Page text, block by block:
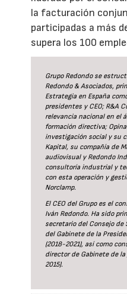
la facturación
participadas a más
supera los 100
Grupo Redondo se
Redondo & Asociados,
Estrategia en España
presidentes y CEO; R&A
relevancia nacional en el
formación directiva;
investigación social y su
Kapital, su compañía de
audiovisual y Redondo
consultoría industrial y
con esta operación y
Norclamp.
El CEO del Grupo es el
Iván Redondo. Ha sido
secretario del Consejo
del Gabinete de la
(2018-2021), así como
director de Gabinete de
2015).